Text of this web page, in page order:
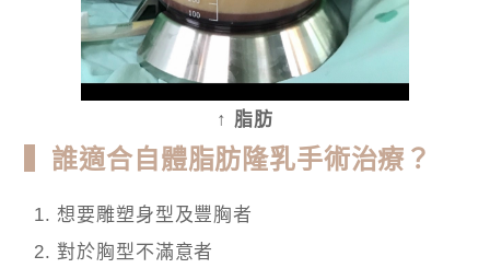
↑ 脂肪
▍誰適合自體脂肪隆乳手術治療？
想要雕塑身型及豐胸者
對於胸型不滿意者